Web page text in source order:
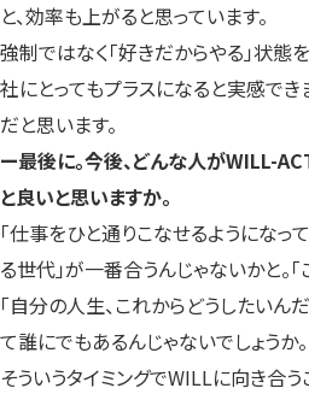
と、効率も上がると思っています。
強制ではなく「好きだからやる」状態
社にとってもプラスになると実感でき
だと思います。
ー最後に。今後、どんな人がWILL-
と良いと思いますか。
「仕事をひと通りこなせるようになっ
る世代」が一番合うんじゃないかと。
「自分の人生、これからどうしたいん
て誰にでもあるんじゃないでしょうか。
そういうタイミングでWILLに向き合う